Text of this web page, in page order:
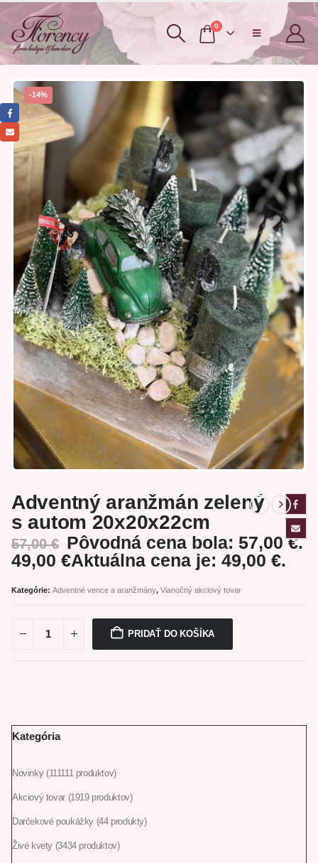
0
-14%
Adventný aranžmán zelený
s autom 20x20x22cm
57,00€ Pôvodná cena bola: 57,00 €.
49,00 €Aktuálna cena je: 49,00 €.
Kategórie: Adventné vence a aranžmány, Vianočný akciový tovar
PRIDAŤ DO KOŠÍKA
Kategória
Novinky 111111 produktov
Akciový tovar 1919 produktov
Darčekové poukážky 44 produkty
Živé kvety 3434 produktov